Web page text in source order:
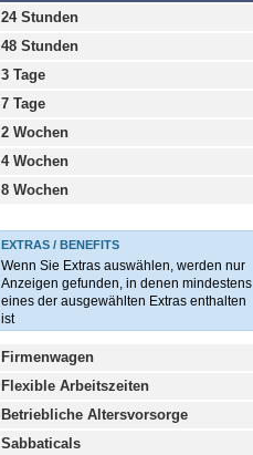
24 Stunden
48 Stunden
3 Tage
7 Tage
2 Wochen
4 Wochen
8 Wochen
EXTRAS / BENEFITS
Wenn Sie Extras auswählen, werden nur
Anzeigen gefunden, in denen mindestens
eines der ausgewählten Extras enthalten
ist
Firmenwagen
Flexible Arbeitszeiten
Betriebliche Altersvorsorge
Sabbaticals